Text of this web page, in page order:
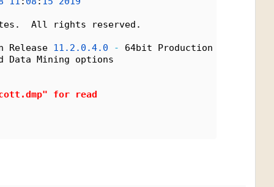
All rights reserved.
Release 11. 2. 0.4. 0 -
64bit Production
Data Mining options
for read